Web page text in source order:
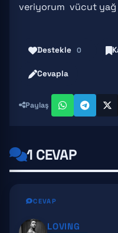
veriyorum vücut yağ
Destekle 0
Cevapla
Paylaş
1 CEVAP
CEVAP
LOVING